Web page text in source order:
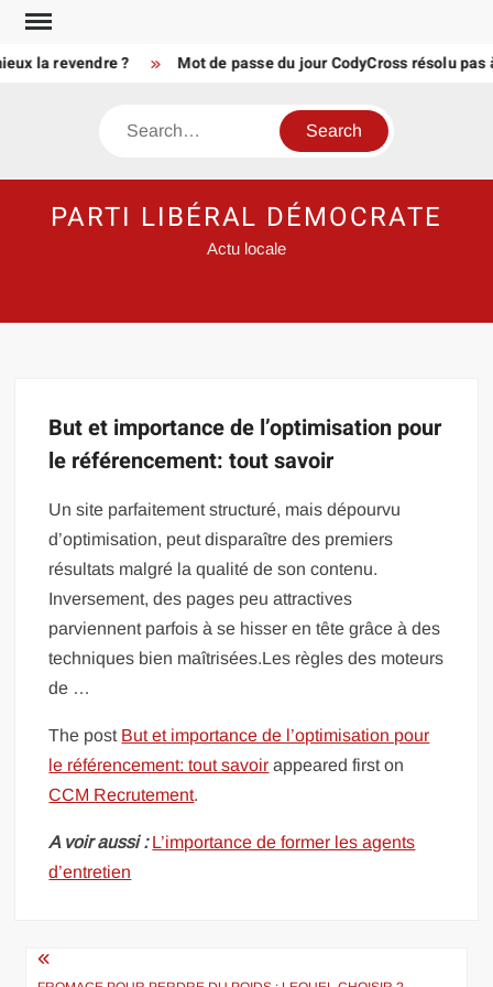
Skip
contentla revendre ? Mot de passe du jour CodyCross résolu pas
Search
PARTI LIBÉRAL DÉMOCRATE
Actu locale
But et importance de l’optimisation pour
le référencement: tout savoir
Un site parfaitement structuré, mais dépourvu
d’optimisation, peut disparaître des premiers
résultats malgré la qualité de son contenu.
Inversement, des pages peu attractives
parviennent parfois à se hisser en tête grâce à des
techniques bien maîtrisées.Les règles des moteurs
de …
The post But et importance de l’optimisation pour
le référencement: tout savoir appeared first on
CCM Recrutement.
A voir aussi : L’importance de former les agents
d’entretien
Navigation